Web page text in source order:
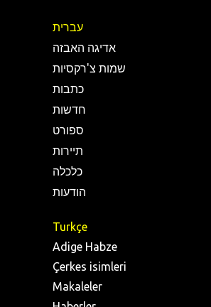
עברית
אדיגה האבזה
שמות צ'רקסיות
כתבות
חדשות
ספורט
תיירות
כלכלה
הודעות
Turkçe
Adige Habze
Çerkes isimleri
Makaleler